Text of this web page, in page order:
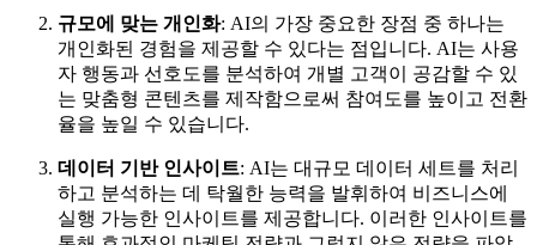
규모에 맞는 개인화: AI의 가장 중요한 장점 중 하나는
개인화된 경험을 제공할 수 있다는 점입니다. AI는 사용
자 행동과 선호도를 분석하여 개별 고객이 공감할 수 있
는 맞춤형 콘텐츠를 제작함으로써 참여도를 높이고 전환
율을 높일 수 있습니다.
데이터 기반 인사이트: AI는 대규모 데이터 세트를 처리
하고 분석하는 데 탁월한 능력을 발휘하여 비즈니스에
실행 가능한 인사이트를 제공합니다. 이러한 인사이트를